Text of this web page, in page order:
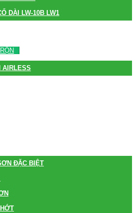
DÀI LW-10B LW1
AIRLESS
ĐẶC BIỆT